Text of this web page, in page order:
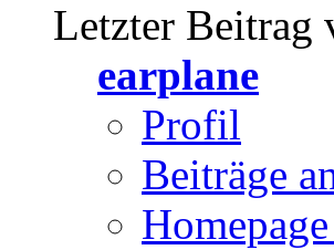
Letzter Beitrag
earplane
Profil
Beiträge